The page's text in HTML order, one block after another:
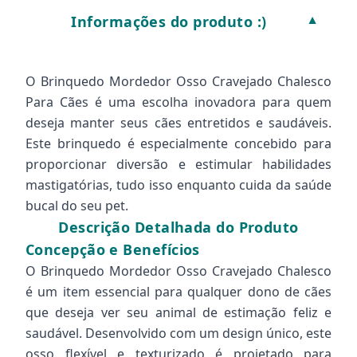
Informações do produto :) ▼
O Brinquedo Mordedor Osso Cravejado Chalesco
Para Cães é uma escolha inovadora para quem
deseja manter seus cães entretidos e saudáveis.
Este brinquedo é especialmente concebido para
proporcionar diversão e estimular habilidades
mastigatórias, tudo isso enquanto cuida da saúde
bucal do seu pet.
Descrição Detalhada do Produto
Concepção e Benefícios
O Brinquedo Mordedor Osso Cravejado Chalesco
é um item essencial para qualquer dono de cães
que deseja ver seu animal de estimação feliz e
saudável. Desenvolvido com um design único, este